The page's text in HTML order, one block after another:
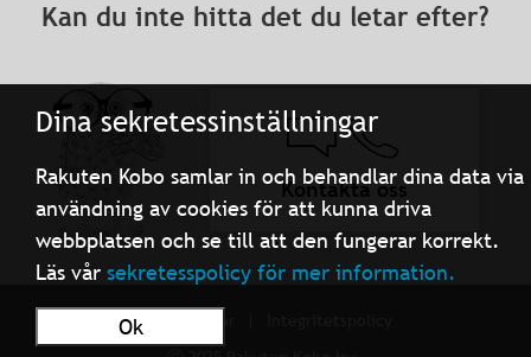
Dina sekretessinställningar
Rakuten Kobo samlar in och behandlar dina data via
användning av cookies för att kunna driva
webbplatsen och se till att den fungerar korrekt.
Läs vårsekretesspolicy för mer information.
Ok
Kan du inte hitta det du letar efter?
Kontakta oss
Användarvillkor